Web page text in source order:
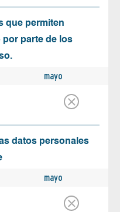
que permiten
por parte de los
mayo
datos personales
mayo